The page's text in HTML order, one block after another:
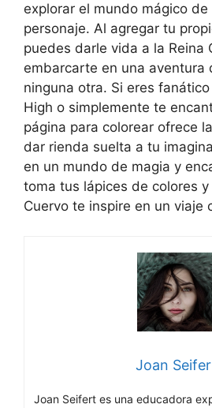
explorar el mundo mágico
personaje. Al agregar tu
puedes darle vida a la Reina
embarcarte en una aventura
ninguna otra. Si eres
High o simplemente te
página para colorear ofrece
dar rienda suelta a tu
en un mundo de magia y
toma tus lápices de colores
Cuervo te inspire en un viaje
Joan
Joan Seifert es una educadora